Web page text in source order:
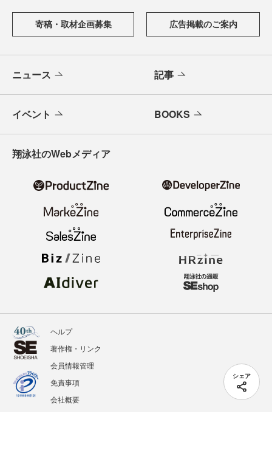
シェア
寄稿・取材企画募集 広告掲載のご案内
ニュース 記事
イベント BOOKS
翔泳社のWebメディア
ヘルプ
著作権・リンク
会員情報管理
免責事項
会社概要